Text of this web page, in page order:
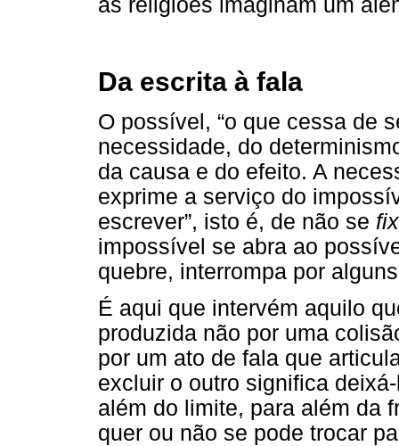
as religiões imaginam um
Da escrita à fala
O possível, “o que cessa de
necessidade, do
da causa e do efeito. A
exprime a serviço do
escrever”, isto é, de não se
impossível se abra ao
quebre, interrompa por
É aqui que intervém aquilo
produzida não por uma
por um ato de fala que
excluir o outro significa
além do limite, para além da
quer ou não se pode trocar